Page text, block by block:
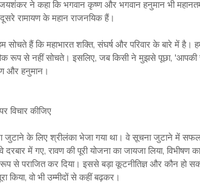
ने कहा कि भगवान कृष्ण और भगवान हनुमान भी
रामायण के महान राजनयिक हैं।
सोचते हैं कि महाभारत शक्ति, संघर्ष और परिवार के बारे में है।
रूप से नहीं सोचते। इसलिए, जब किसी ने मुझसे पूछा,
और हनुमान।
विचार कीजिए
जुटाने के लिए श्रीलंका भेजा गया था। वे सूचना जुटाने में सफल
दरबार में गए, रावण की पूरी योजना का जायजा लिया,
रूप से पराजित कर दिया। इससे बड़ा कूटनीतिज्ञ और कौन हो
किया, वो भी उम्मीदों से कहीं बढ़कर।